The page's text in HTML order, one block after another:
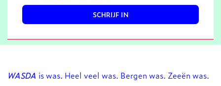
SCHRIJF IN
WASDA is was. Heel veel was. Bergen was. Zeeën was.